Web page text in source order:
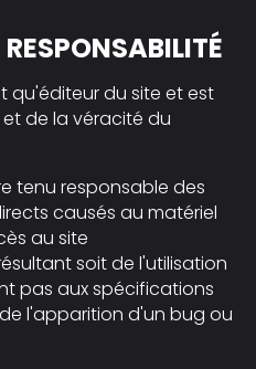
qu'éditeur du site et est
de la véracité du
tenu responsable des
causés au matériel
au site
soit de l'utilisation
pas aux spécifications
l'apparition d'un bug ou